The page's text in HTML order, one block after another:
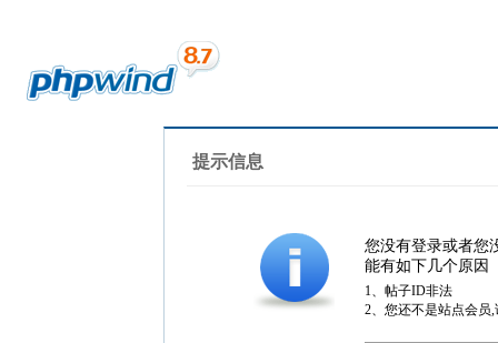
提示信息
您没有登录或者您
能有如下几个原因
1、帖子ID非法
2、您还不是站点会员